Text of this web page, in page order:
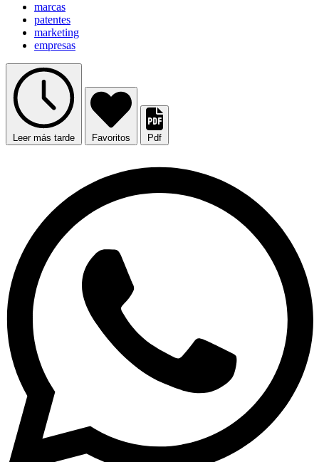
marcas
patentes
marketing
empresas
Leer más tarde Favoritos Pdf